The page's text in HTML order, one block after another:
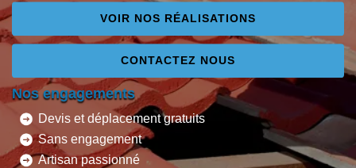
VOIR NOS RÉALISATIONS
CONTACTEZ NOUS
Nos engagements
Devis et déplacement gratuits
Sans engagement
Artisan passionné